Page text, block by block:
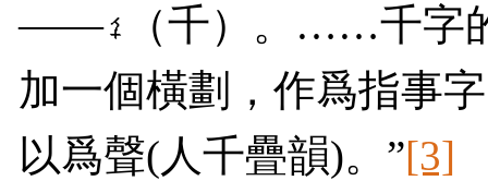
——
（千）。 ……千字
加一個橫劃，作爲指事
以爲聲(人千疊韻)。”[3]